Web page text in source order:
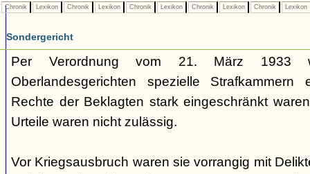
Chronik Lexikon Chronik Lexikon Chronik Lexikon Chronik Lexikon Chronik Lexikon
Sondergericht
Per Verordnung vom 21. März 1933
Oberlandesgerichten spezielle
Rechte der Beklagten stark eingeschränkt
Urteile waren nicht zulässig.
Vor Kriegsausbruch waren sie vorrangig mit